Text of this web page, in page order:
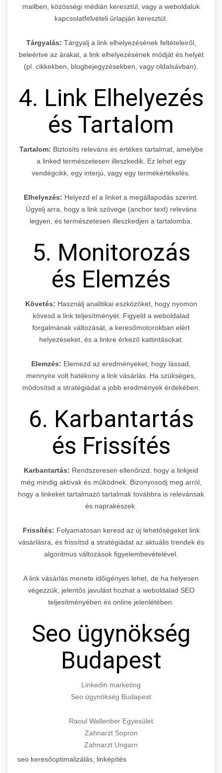
mailben, közösségi médián keresztül, vagy a weboldaluk
kapcsolatfelvételi űrlapján keresztül.
Tárgyalás: Tárgyalj a link elhelyezésének feltételeiről,
beleértve az árakat, a link elhelyezésének módját és helyét
(pl. cikkekben, blogbejegyzésekben, vagy oldalsávban).
4. Link Elhelyezés
és Tartalom
Tartalom: Biztosíts releváns és értékes tartalmat, amelybe
a linked természetesen illeszkedik. Ez lehet egy
vendégcikk, egy interjú, vagy egy termékértékelés.
Elhelyezés: Helyezd el a linket a megállapodás szerint.
Ügyelj arra, hogy a link szövege (anchor text) releváns
legyen, és természetesen illeszkedjen a tartalomba.
5. Monitorozás
és Elemzés
Követés: Használj analitikai eszközöket, hogy nyomon
kövesd a link teljesítményét. Figyeld a weboldalad
forgalmának változását, a keresőmotorokban elért
helyezéseket, és a linkre érkező kattintásokat.
Elemzés: Elemezd az eredményeket, hogy lássad,
mennyire volt hatékony a link vásárlás. Ha szükséges,
módosítsd a stratégiádat a jobb eredmények érdekében.
6. Karbantartás
és Frissítés
Karbantartás: Rendszeresen ellenőrizd, hogy a linkjeid
még mindig aktívak és működnek. Bizonyosodj meg arról,
hogy a linkeket tartalmazó tartalmak továbbra is relevánsak
és naprakészek.
Frissítés: Folyamatosan keresd az új lehetőségeket link
vásárlásra, és frissítsd a stratégiádat az aktuális trendek és
algoritmus változások figyelembevételével.
A link vásárlás menete időigényes lehet, de ha helyesen
végezzük, jelentős javulást hozhat a weboldalad SEO
teljesítményében és online jelenlétében.
Seo ügynökség
Budapest
Linkedin marketing
Seo ügynökség Budapest
Raoul Wallenber Egyesület
Zahnarzt Sopron
Zahnarzt Ungarn
seo keresőoptimalizálás, linképítés